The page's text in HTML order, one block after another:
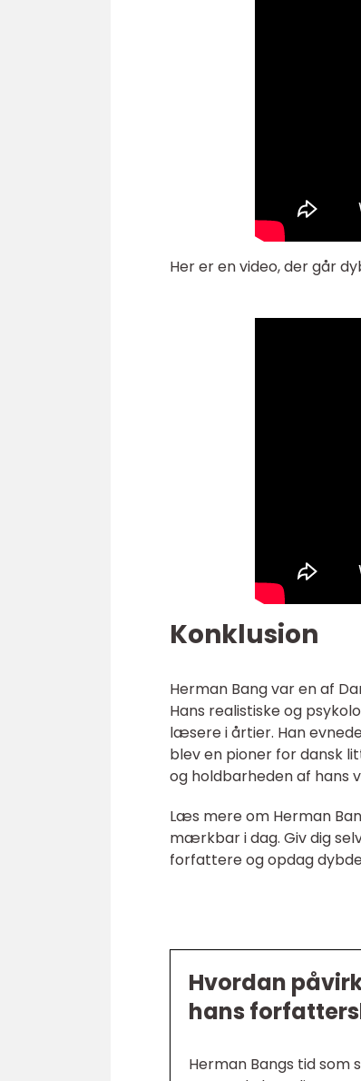
Her er en video, der går
Konklusion
Herman Bang var en af
Hans realistiske og
læsere i årtier. Han
blev en pioner for dansk
og holdbarheden af hans
Læs mere om Herman
mærkbar i dag. Giv dig
forfattere og opdag
Hvordan
hans
Herman Bangs tid